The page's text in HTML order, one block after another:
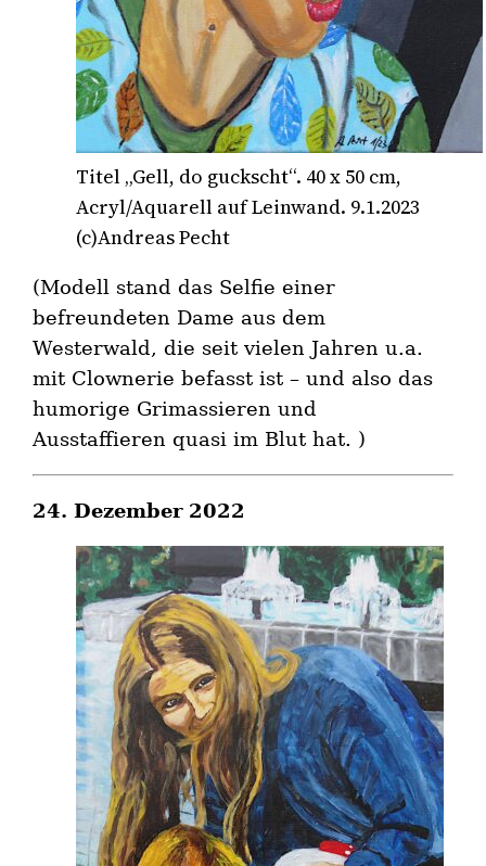
Titel „Gell, do guckscht“. 40 x 50 cm,
Acryl/Aquarell auf Leinwand. 9.1.2023
(c)Andreas Pecht
(Modell stand das Selfie einer
befreundeten Dame aus dem
Westerwald, die seit vielen Jahren u.a.
mit Clownerie befasst ist – und also das
humorige Grimassieren und
Ausstaffieren quasi im Blut hat. )
24. Dezember 2022